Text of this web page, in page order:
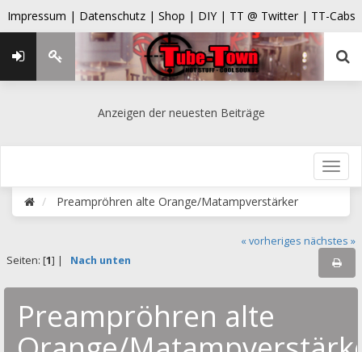
Impressum | Datenschutz | Shop | DIY | TT @ Twitter | TT-Cabs
Anzeigen der neuesten Beiträge
Preampröhren alte Orange/Matampverstärker
« vorheriges nächstes »
Seiten: [1] | Nach unten
Preampröhren alte